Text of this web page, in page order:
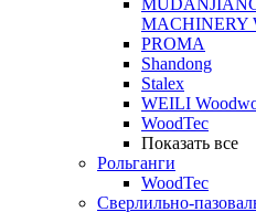
MACHINERY
PROMA
Shandong
Stalex
WEILI
WoodTec
Показать все
Рольганги
WoodTec
Сверлильно-